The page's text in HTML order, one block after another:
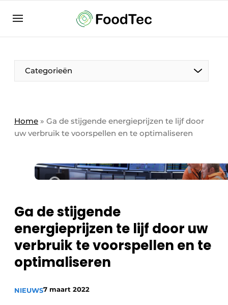
Bedrijven
Bedrijven
Direct contact
Eigen content aanleveren
Home
Nieuwsbrief
Podcasts
Privacy / Cookie statement
Vacature aanmelden
Video’s
Categorieën
Home » Ga de stijgende energieprijzen te lijf door
uw verbruik te voorspellen en te optimaliseren
Ga de stijgende
energieprijzen te lijf door uw
verbruik te voorspellen en te
optimaliseren
NIEUWS7 maart 2022